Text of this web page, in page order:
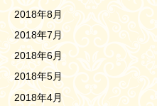
2018年8月
2018年7月
2018年6月
2018年5月
2018年4月